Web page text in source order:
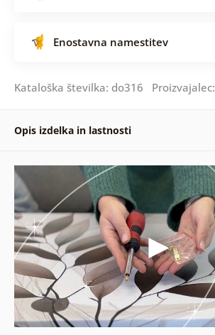
Enostavna namestitev
Kataloška številka: do316 Proizvajalec:
Opis izdelka in lastnosti